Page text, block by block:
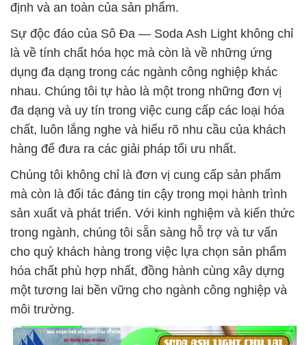
định và an toàn của sản phẩm.
Sự độc đáo của Sô Đa — Soda Ash Light không chỉ
là về tính chất hóa học mà còn là về những ứng
dụng đa dạng trong các ngành công nghiệp khác
nhau. Chúng tôi tự hào là một trong những đơn vị
đa dạng và uy tín trong việc cung cấp các loại hóa
chất, luôn lắng nghe và hiểu rõ nhu cầu của khách
hàng để đưa ra các giải pháp tối ưu nhất.
Chúng tôi không chỉ là đơn vị cung cấp sản phẩm
mà còn là đối tác đáng tin cậy trong mọi hành trình
sản xuất và phát triển. Với kinh nghiệm và kiến thức
trong ngành, chúng tôi sẵn sàng hỗ trợ và tư vấn
cho quý khách hàng trong việc lựa chọn sản phẩm
hóa chất phù hợp nhất, đồng hành cùng xây dựng
một tương lai bền vững cho ngành công nghiệp và
môi trường.